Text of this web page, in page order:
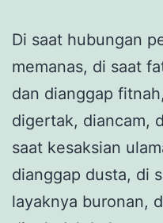
Di saat hubungan
memanas, di saat
dan dianggap
digertak, diancam,
saat kesaksian
dianggap dusta, di
layaknya buronan,